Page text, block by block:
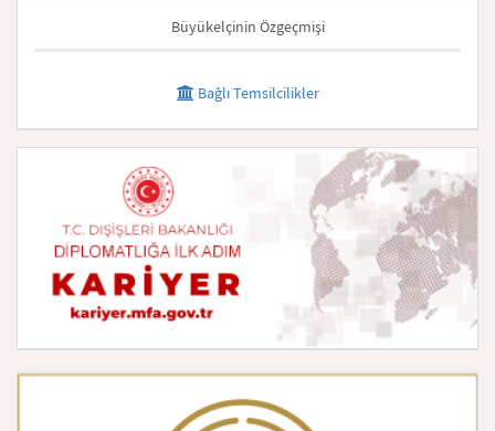
Büyükelçinin Özgeçmişi
Bağlı Temsilcilikler